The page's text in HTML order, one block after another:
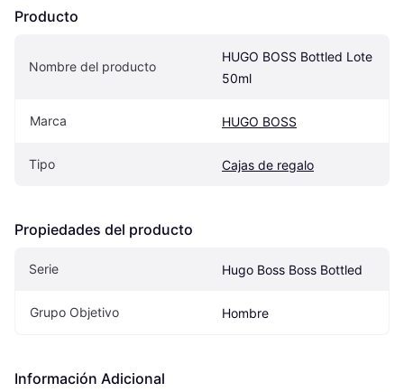
Producto
Nombre del producto
HUGO BOSS Bottled Lote
50ml
Marca HUGO BOSS
Tipo Cajas de regalo
Propiedades del producto
Serie Hugo Boss Boss Bottled
Grupo Objetivo Hombre
Información Adicional